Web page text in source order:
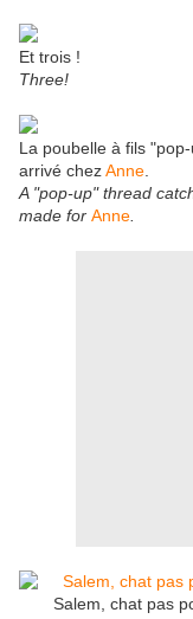
Et trois !
Three!
La poubelle à fils
arrivé chezAnne
A "pop-up" thread
made for Anne
Salem, chat pas